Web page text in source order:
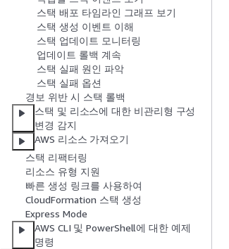
스택 배포 타임라인 그래프 보기
스택 생성 이벤트 이해
스택 업데이트 모니터링
업데이트 롤백 계속
스택 실패 원인 파악
스택 실패 옵션
경보 위반 시 스택 롤백
스택 및 리소스에 대한 비관리형 구성
변경 감지
AWS 리소스 가져오기
스택 리팩터링
리소스 유형 지원
빠른 생성 링크를 사용하여
CloudFormation 스택 생성
Express Mode
AWS CLI 및 PowerShell에 대한 예제
명령